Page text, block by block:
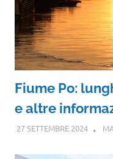
Fiume Po:
e altre
27 SETTEMBRE 2024